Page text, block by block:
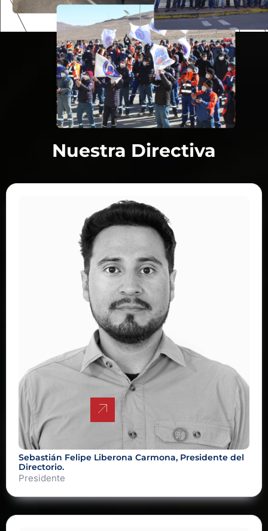
Nuestra Directiva
Sebastián Felipe Liberona Carmona, Presidente del
Directorio.
Presidente